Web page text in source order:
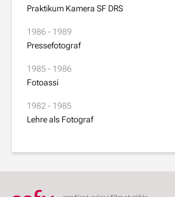
Praktikum Kamera SF DRS
1986 - 1989
Pressefotograf
1985 - 1986
Fotoassi
1982 - 1985
Lehre als Fotograf